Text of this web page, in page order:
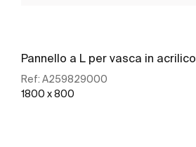
Pannello a L per vasca in acrilico
Ref: A259829000
1800 x 800